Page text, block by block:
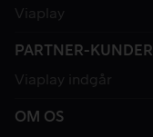
Viaplay
PARTNER-KUNDER
Viaplay indgår
OM OS